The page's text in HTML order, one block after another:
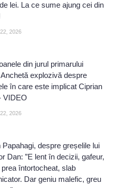
lei. La ce sume ajung cei din
2026
din jurul primarului
Anchetă explozivă despre
în care este implicat Ciprian
VIDEO
2026
Papahagi, despre greșelile lui
Dan: ”E lent în decizii, gafeur,
prea întortocheat, slab
Dar geniu malefic, greu